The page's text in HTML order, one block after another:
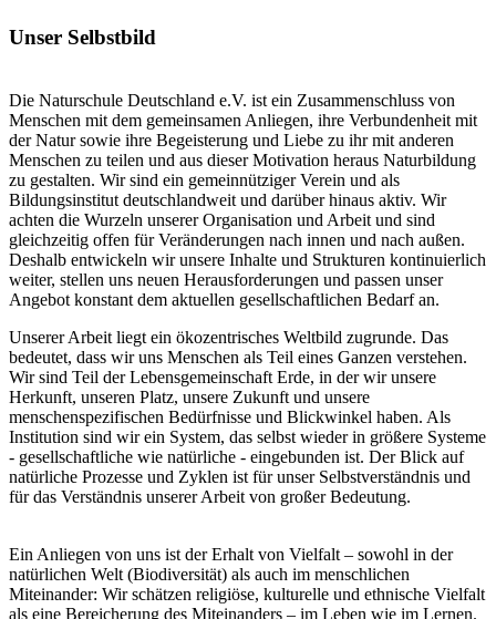
Unser Selbstbild
Die Naturschule Deutschland e.V. ist ein Zusammenschluss von
Menschen mit dem gemeinsamen Anliegen, ihre Verbundenheit mit
der Natur sowie ihre Begeisterung und Liebe zu ihr mit anderen
Menschen zu teilen und aus dieser Motivation heraus Naturbildung
zu gestalten. Wir sind ein gemeinnütziger Verein und als
Bildungsinstitut deutschlandweit und darüber hinaus aktiv. Wir
achten die Wurzeln unserer Organisation und Arbeit und sind
gleichzeitig offen für Veränderungen nach innen und nach außen.
Deshalb entwickeln wir unsere Inhalte und Strukturen kontinuierlich
weiter, stellen uns neuen Herausforderungen und passen unser
Angebot konstant dem aktuellen gesellschaftlichen Bedarf an.
Unserer Arbeit liegt ein ökozentrisches Weltbild zugrunde. Das
bedeutet, dass wir uns Menschen als Teil eines Ganzen verstehen.
Wir sind Teil der Lebensgemeinschaft Erde, in der wir unsere
Herkunft, unseren Platz, unsere Zukunft und unsere
menschenspezifischen Bedürfnisse und Blickwinkel haben. Als
Institution sind wir ein System, das selbst wieder in größere Systeme
- gesellschaftliche wie natürliche - eingebunden ist. Der Blick auf
natürliche Prozesse und Zyklen ist für unser Selbstverständnis und
für das Verständnis unserer Arbeit von großer Bedeutung.
Ein Anliegen von uns ist der Erhalt von Vielfalt – sowohl in der
natürlichen Welt (Biodiversität) als auch im menschlichen
Miteinander: Wir schätzen religiöse, kulturelle und ethnische Vielfalt
als eine Bereicherung des Miteinanders – im Leben wie im Lernen.